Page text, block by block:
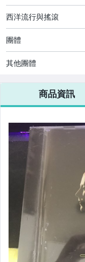
西洋流行與搖滾
團體
其他團體
商品資訊